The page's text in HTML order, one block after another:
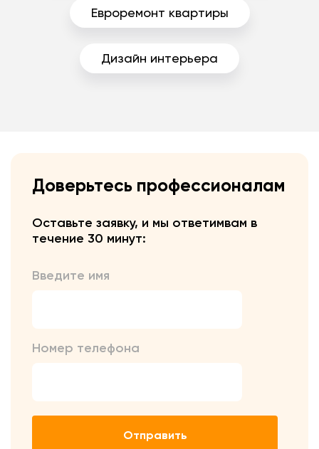
Евроремонт квартиры
Дизайн интерьера
Доверьтесь профессионалам
Оставьте заявку, и мы ответимвам в
течение 30 минут:
Введите имя
Номер телефона
Отправить